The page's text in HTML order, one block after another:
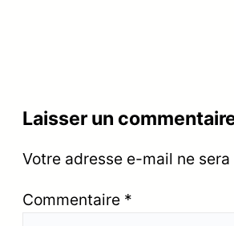
Laisser un
Votre adresse e-mail ne
Commentaire *